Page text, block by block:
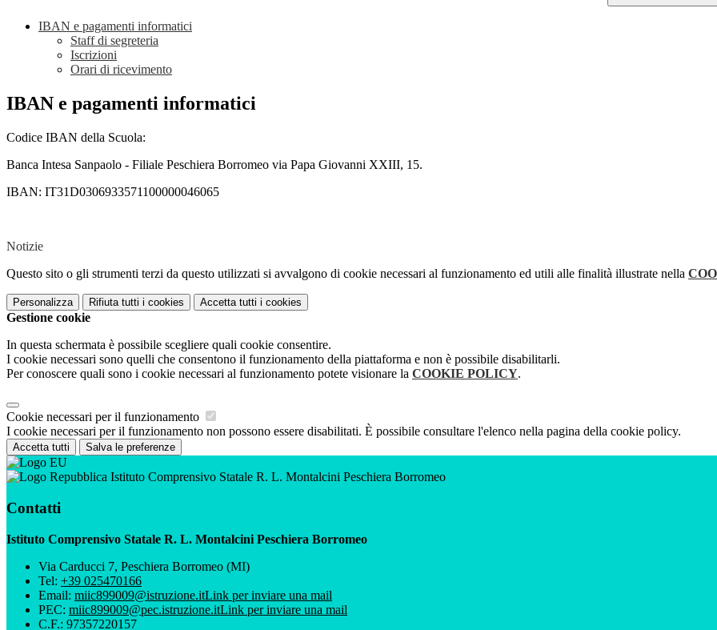
IBAN e pagamenti informatici
Staff di segreteria
Iscrizioni
Orari di ricevimento
IBAN e pagamenti informatici
Codice IBAN della Scuola:
Banca Intesa Sanpaolo - Filiale Peschiera Borromeo via Papa Giovanni XXIII, 15.
IBAN: IT31D0306933571100000046065
Notizie
Questo sito o gli strumenti terzi da questo utilizzati si avvalgono di cookie necessari al funzionamento ed utili alle finalità illustrate nella
Personalizza Rifiuta tutti i cookies Accetta tutti i cookies
Gestione cookie
In questa schermata è possibile scegliere quali cookie consentire.
I cookie necessari sono quelli che consentono il funzionamento della piattaforma e non è possibile disabilitarli.
Per conoscere quali sono i cookie necessari al funzionamento potete visionare la COOKIE POLICY.
Cookie necessari per il funzionamento
I cookie necessari per il funzionamento non possono essere disabilitati. È possibile consultare l'elenco nella pagina della cookie policy.
Accetta tutti Salva le preferenze
Istituto Comprensivo Statale R. L. Montalcini Peschiera Borromeo
Contatti
Istituto Comprensivo Statale R. L. Montalcini Peschiera Borromeo
Via Carducci 7, Peschiera Borromeo (MI)
Tel: +39 025470166
Email: miic899009@istruzione.itLink per inviare una mail
PEC: miic899009@pec.istruzione.itLink per inviare una mail
C.F.: 97357220157